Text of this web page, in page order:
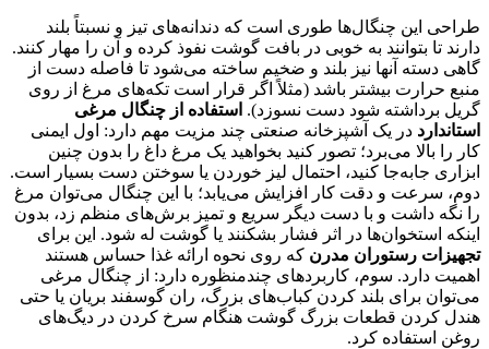
طراحی این چنگال‌ها طوری است که دندانه‌های تیز و نسبتاً بلند
دارند تا بتوانند به خوبی در بافت گوشت نفوذ کرده و آن را مهار کنند.
گاهی دسته آنها نیز بلند و ضخیم ساخته می‌شود تا فاصله دست از
منبع حرارت بیشتر باشد (مثلاً اگر قرار است تکه‌های مرغ از روی
گریل برداشته شود دست نسوزد). استفاده از چنگال مرغی
استاندارد در یک آشپزخانه صنعتی چند مزیت مهم دارد: اول ایمنی
کار را بالا می‌برد؛ تصور کنید بخواهید یک مرغ داغ را بدون چنین
ابزاری جابه‌جا کنید، احتمال لیز خوردن یا سوختن دست بسیار است.
دوم، سرعت و دقت کار افزایش می‌یابد؛ با این چنگال می‌توان مرغ
را نگه داشت و با دست دیگر سریع و تمیز برش‌های منظم زد، بدون
اینکه استخوان‌ها در اثر فشار بشکنند یا گوشت له شود. این برای
تجهیزات رستوران مدرن که روی نحوه ارائه غذا حساس هستند
اهمیت دارد. سوم، کاربردهای چندمنظوره دارد: از چنگال مرغی
می‌توان برای بلند کردن کباب‌های بزرگ، ران گوسفند بریان یا حتی
هندل کردن قطعات بزرگ گوشت هنگام سرخ کردن در دیگ‌های
روغن استفاده کرد.